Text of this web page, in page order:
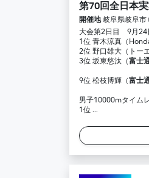
第70回全日本
開催地岐阜県岐阜市
大会第2日目 9月24
1位 青木涼真（
2位 野口雄大（トー
3位 坂東悠汰（富士
9位 松枝博輝（富士
男子10000mタイム
1位 ...